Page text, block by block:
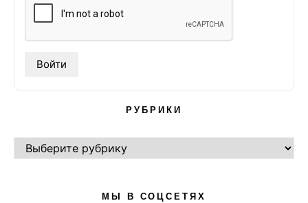
РУБРИКИ
МЫ В СОЦСЕТЯХ